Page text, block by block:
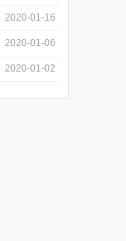
2020-01-16
2020-01-06
2020-01-02